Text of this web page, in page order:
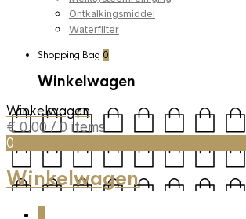
Ontkalkingsmiddel
Waterfilter
Shopping Bag 0
Winkelwagen
Winkelwagen
€ 0,00 / 0 items
0
Winkelwagen